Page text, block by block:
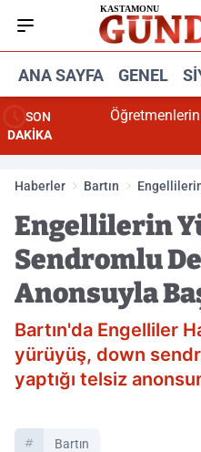
ANA SAYFA GENEL
SON
DAKİKA
Öğretmenlerin
Haberler Bartın
Engellilerin
Sendromlu
Anonsuyla
Bartın'da Engelliler
yürüyüş, down
yaptığı telsiz
Bartın